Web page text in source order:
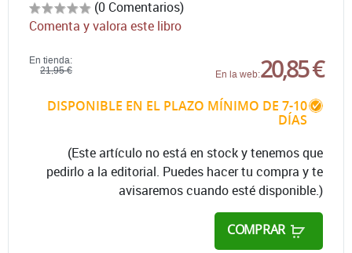
(0 Comentarios)
Comenta y valora este libro
En tienda:
21,95 €
En la web:20,85 €
DISPONIBLE EN EL PLAZO MÍNIMO DE 7-10
DÍAS
(Este artículo no está en stock y tenemos que
pedirlo a la editorial. Puedes hacer tu compra y te
avisaremos cuando esté disponible.)
COMPRAR